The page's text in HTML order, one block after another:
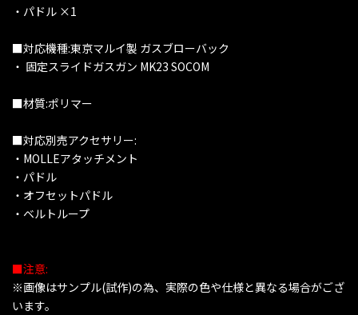
・パドル ×1
■対応機種:東京マルイ製 ガスブローバック
・ 固定スライドガスガン MK23 SOCOM
■材質:ポリマー
■対応別売アクセサリー:
・MOLLEアタッチメント
・パドル
・オフセットパドル
・ベルトループ
■注意:
※画像はサンプル(試作)の為、実際の色や仕様と異なる場合がござ
います。